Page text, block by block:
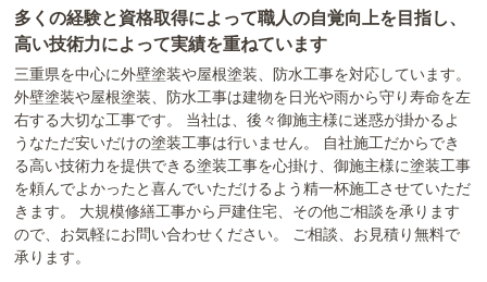
多くの経験と資格取得によって職人の自覚向上を目指し、
高い技術力によって実績を重ねています
三重県を中心に外壁塗装や屋根塗装、防水工事を対応しています。
外壁塗装や屋根塗装、防水工事は建物を日光や雨から守り寿命を左
右する大切な工事です。 当社は、後々御施主様に迷惑が掛かるよ
うなただ安いだけの塗装工事は行いません。 自社施工だからでき
る高い技術力を提供できる塗装工事を心掛け、御施主様に塗装工事
を頼んでよかったと喜んでいただけるよう精一杯施工させていただ
きます。 大規模修繕工事から戸建住宅、その他ご相談を承ります
ので、お気軽にお問い合わせください。 ご相談、お見積り無料で
承ります。